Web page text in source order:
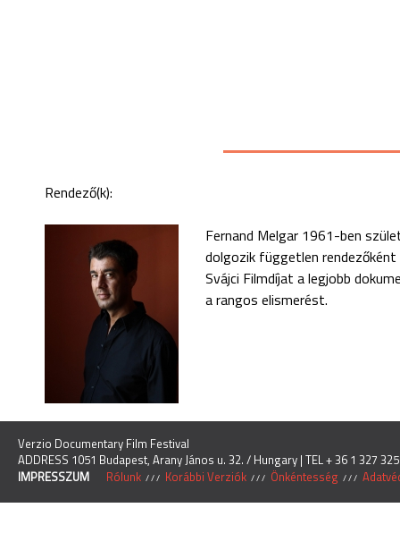
Rendező(k):
Fernand Melgar 1961-ben
dolgozik független
Svájci Filmdíjat a legjobb
a rangos elismerést.
Verzio Documentary Film Festival
ADDRESS 1051 Budapest, Arany János u. 32. / Hungary | TEL + 36 1 327
IMPRESSZUM
Rólunk Korábbi Verziók Önkéntesség